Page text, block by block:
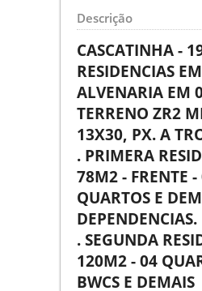
Descrição
CASCATINHA -
RESIDENCIAS EM
ALVENARIA EM
TERRENO ZR2
13X30, PX. A
. PRIMERA
78M2 - FRENTE -
QUARTOS E
DEPENDENCIAS.
. SEGUNDA
120M2 - 04
BWCS E DEMAIS